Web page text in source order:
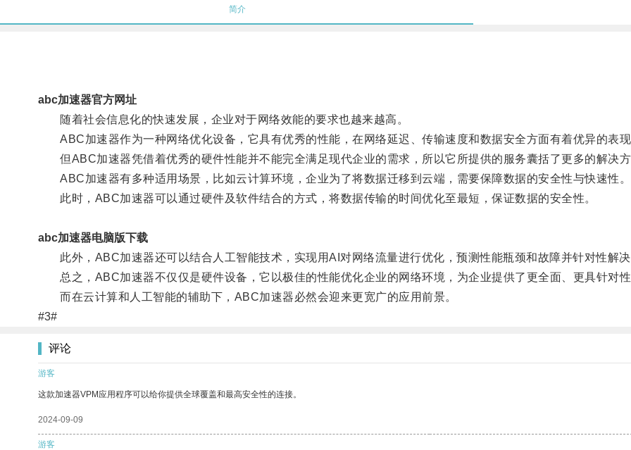
简介
abc加速器官方网址
随着社会信息化的快速发展，企业对于网络效能的要求也越来越高。
ABC加速器作为一种网络优化设备，它具有优秀的性能，在网络延迟、传输速度和数据安全方面有着优异的表现
但ABC加速器凭借着优秀的硬件性能并不能完全满足现代企业的需求，所以它所提供的服务囊括了更多的解决方
ABC加速器有多种适用场景，比如云计算环境，企业为了将数据迁移到云端，需要保障数据的安全性与快速性。
此时，ABC加速器可以通过硬件及软件结合的方式，将数据传输的时间优化至最短，保证数据的安全性。
abc加速器电脑版下载
此外，ABC加速器还可以结合人工智能技术，实现用AI对网络流量进行优化，预测性能瓶颈和故障并针对性解决
总之，ABC加速器不仅仅是硬件设备，它以极佳的性能优化企业的网络环境，为企业提供了更全面、更具针对性
而在云计算和人工智能的辅助下，ABC加速器必然会迎来更宽广的应用前景。
#3#
评论
游客
这款加速器VPM应用程序可以给你提供全球覆盖和最高安全性的连接。
2024-09-09
游客